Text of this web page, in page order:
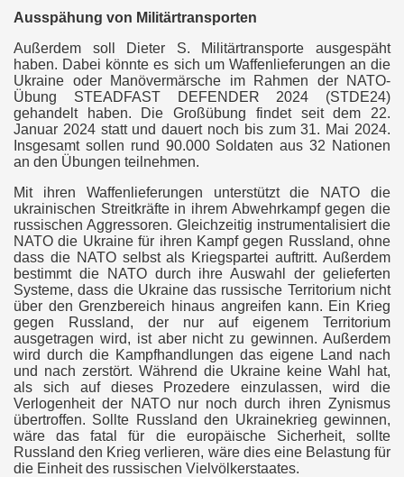
Ausspähung von Militärtransporten
Außerdem soll Dieter S. Militärtransporte ausgespäht
haben. Dabei könnte es sich um Waffenlieferungen an die
Ukraine oder Manövermärsche im Rahmen der NATO-
Übung STEADFAST DEFENDER 2024 (STDE24)
gehandelt haben. Die Großübung findet seit dem 22.
Januar 2024 statt und dauert noch bis zum 31. Mai 2024.
Insgesamt sollen rund 90.000 Soldaten aus 32 Nationen
an den Übungen teilnehmen.
Mit ihren Waffenlieferungen unterstützt die NATO die
ukrainischen Streitkräfte in ihrem Abwehrkampf gegen die
russischen Aggressoren. Gleichzeitig instrumentalisiert die
NATO die Ukraine für ihren Kampf gegen Russland, ohne
dass die NATO selbst als Kriegspartei auftritt. Außerdem
bestimmt die NATO durch ihre Auswahl der gelieferten
Systeme, dass die Ukraine das russische Territorium nicht
über den Grenzbereich hinaus angreifen kann. Ein Krieg
gegen Russland, der nur auf eigenem Territorium
ausgetragen wird, ist aber nicht zu gewinnen. Außerdem
wird durch die Kampfhandlungen das eigene Land nach
und nach zerstört. Während die Ukraine keine Wahl hat,
als sich auf dieses Prozedere einzulassen, wird die
Verlogenheit der NATO nur noch durch ihren Zynismus
übertroffen. Sollte Russland den Ukrainekrieg gewinnen,
wäre das fatal für die europäische Sicherheit, sollte
Russland den Krieg verlieren, wäre dies eine Belastung für
die Einheit des russischen Vielvölkerstaates.